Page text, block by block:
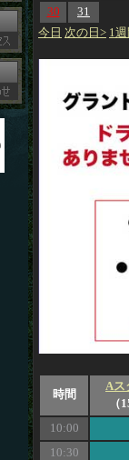
30
31
今日 次の日> 1
時間
Aス
（
10:00
10:30